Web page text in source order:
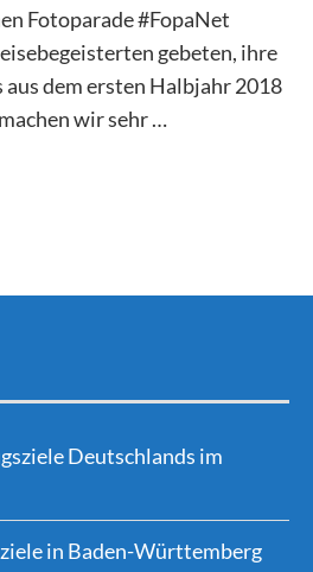
Fotoparade #FopaNet
gebeten, ihre
dem ersten Halbjahr 2018
wir sehr …
Deutschlands im
in Baden-Württemberg